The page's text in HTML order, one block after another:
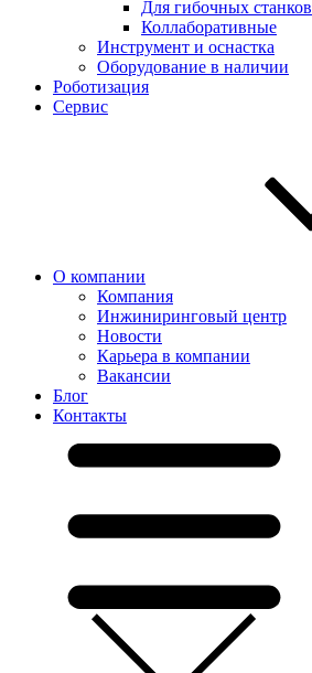
Для гибочных станков
Коллаборативные
Инструмент и оснастка
Оборудование в наличии
Роботизация
Сервис
О компании
Компания
Инжиниринговый центр
Новости
Карьера в компании
Вакансии
Блог
Контакты